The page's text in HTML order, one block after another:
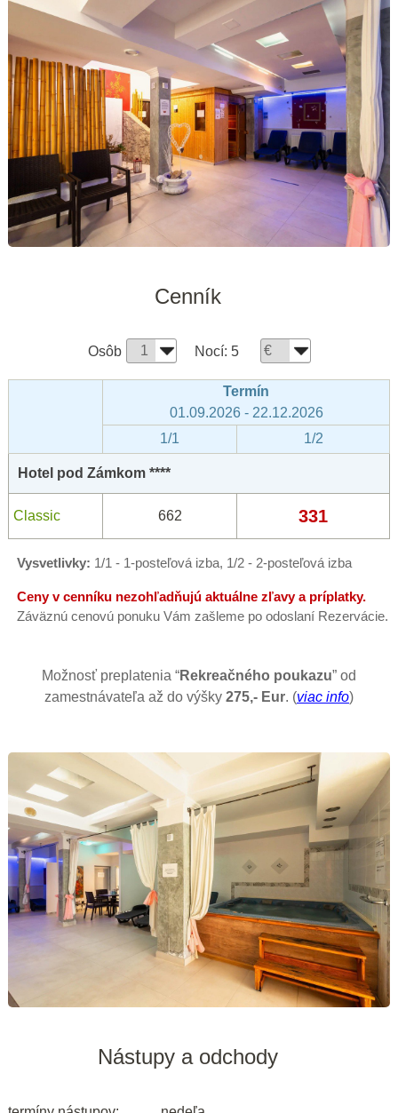
Cenník
Osôb Nocí: 5
Termín
01.09.2026 - 22.12.2026
1/1
1/2
Hotel pod Zámkom ****
Classic 662 331
Vysvetlivky: 1/1 - 1-posteľová izba, 1/2 - 2-posteľová izba
Ceny v cenníku nezohľadňujú aktuálne zľavy a príplatky.
Záväznú cenovú ponuku Vám zašleme po odoslaní Rezervácie.
Možnosť preplatenia “Rekreačného poukazu” od
zamestnávateľa až do výšky 275,- Eur. (viac info)
Nástupy a odchody